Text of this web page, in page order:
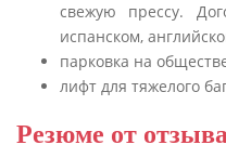
свежую прессу.
испанском,
парковка на
лифт для тяжелого
Резюме от